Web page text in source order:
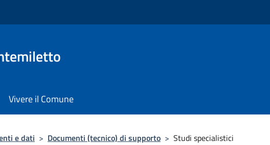
Vivere il Comune
e dati > Documenti (tecnico) di supporto > Studi specialistici